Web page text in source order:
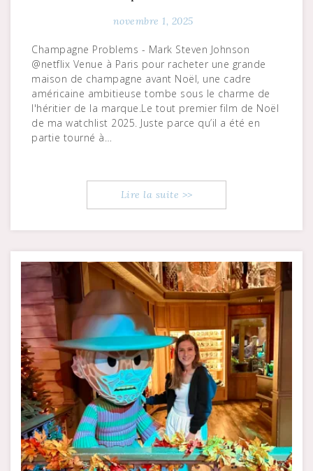
novembre 1, 2025
Champagne Problems - Mark Steven Johnson
@netflix Venue à Paris pour racheter une grande
maison de champagne avant Noël, une cadre
américaine ambitieuse tombe sous le charme de
l'héritier de la marque.Le tout premier film de Noël
de ma watchlist 2025. Juste parce qu’il a été en
partie tourné à…
Lire la suite >>